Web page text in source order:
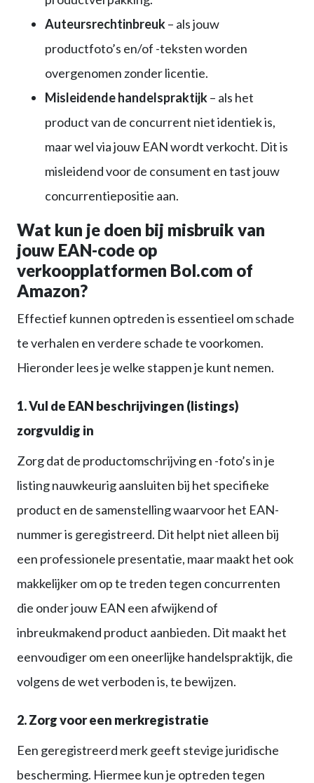
Auteursrechtinbreuk– als jouw
productfoto’s en/of -teksten worden
overgenomen zonder licentie.
Misleidende handelspraktijk– als het
product van de concurrent niet identiek is,
maar wel via jouw EAN wordt verkocht. Dit is
misleidend voor de consument en tast jouw
concurrentiepositie aan.
Wat kun je doen bij misbruik van
jouw EAN-code op
verkoopplatformen Bol.com of
Amazon?
Effectief kunnen optreden is essentieel om schade
te verhalen en verdere schade te voorkomen.
Hieronder lees je welke stappen je kunt nemen.
1.Vul de EAN beschrijvingen (listings)
zorgvuldig in
Zorg dat de productomschrijving en -foto’s in je
listing nauwkeurig aansluiten bij het specifieke
product en de samenstelling waarvoor het EAN-
nummer is geregistreerd. Dit helpt niet alleen bij
een professionele presentatie, maar maakt het ook
makkelijker om op te treden tegen concurrenten
die onder jouw EAN een afwijkend of
inbreukmakend product aanbieden. Dit maakt het
eenvoudiger om een oneerlijke handelspraktijk, die
volgens de wet verboden is, te bewijzen.
2. Zorg voor een merkregistratie
Een geregistreerd merk geeft stevige juridische
bescherming. Hiermee kun je optreden tegen